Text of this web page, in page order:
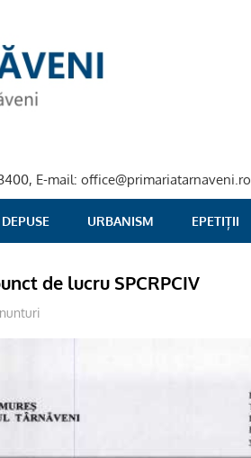
E-mail: office@primariatarnaveni.ro
URBANISM EPETIȚII
de lucru SPCRPCIV